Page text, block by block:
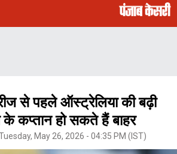
से पहले ऑस्ट्रेलिया की बढ़ी
के कप्तान हो सकते हैं बाहर
May 26, 2026 - 04:35 PM (IST)